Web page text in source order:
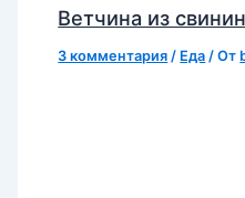
Ветчина из
3 комментария / Еда / От